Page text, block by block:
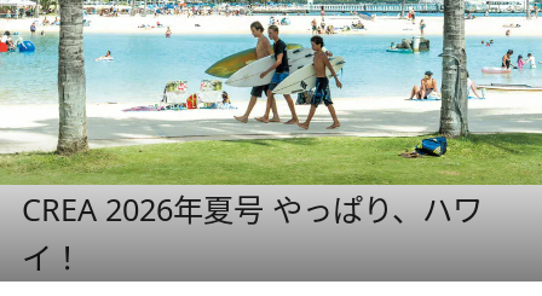
CREA 2026年夏号 やっぱり、ハワ
イ！